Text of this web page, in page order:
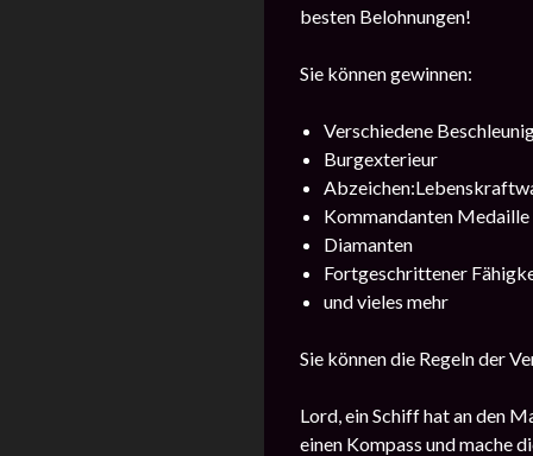
besten Belohnungen!
Sie können gewinnen:
Verschiedene
Burgexterieur
Kommandanten Medaille
Diamanten
Fortgeschrittener
und vieles mehr
Sie können die Regeln der
Lord, ein Schiff hat an den
einen Kompass und mache